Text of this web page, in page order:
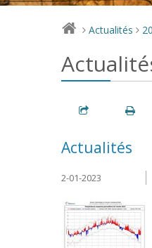
> Actualités >
Actualités
2-01-2023